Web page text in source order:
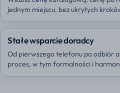
jednym miejscu, bez ukrytych
Stałe wsparcie doradcy
Od pierwszego telefonu po odbiór
proces, w tym formalności i